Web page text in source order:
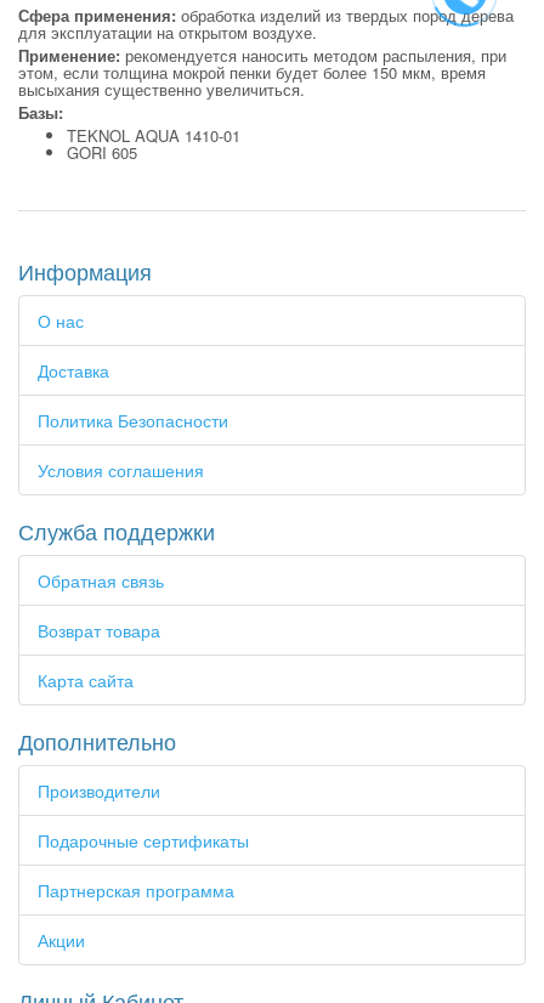
Сфера применения: обработка изделий из твердых пород дерева
для эксплуатации на открытом воздухе.
Применение: рекомендуется наносить методом распыления, при
этом, если толщина мокрой пенки будет более 150 мкм, время
высыхания существенно увеличиться.
Базы:
TEKNOL AQUA 1410-01
GORI 605
Информация
О нас
Доставка
Политика Безопасности
Условия соглашения
Служба поддержки
Обратная связь
Возврат товара
Карта сайта
Дополнительно
Производители
Подарочные сертификаты
Партнерская программа
Акции